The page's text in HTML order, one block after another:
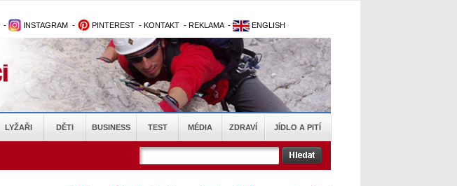
- INSTAGRAM - PINTEREST - KONTAKT - REKLAMA - ENGLISH
LYŽAŘI DĚTI BUSINESS TEST MÉDIA ZDRAVÍ JÍDLO A PITÍ